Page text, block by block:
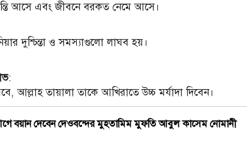
আসে এবং জীবনে বরকত নেমে আসে।
দুশ্চিন্তা ও সমস্যাগুলো লাঘব হয়।
:
আল্লাহ তায়ালা তাকে আখিরাতে উচ্চ মর্যাদা দিবেন।
বয়ান দেবেন দেওবন্দের মুহতামিম মুফতি আবুল কাসেম নোমানী